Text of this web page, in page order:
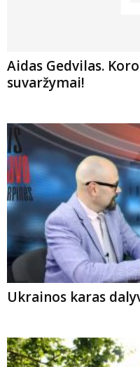
Aidas Gedvilas.
suvaržymai!
Ukrainos karas